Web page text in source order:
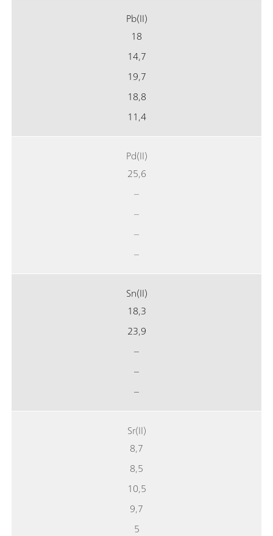
Pb(II)
18
14,7
19,7
18,8
11,4
Pd(II)
25,6
–
–
–
–
Sn(II)
18,3
23,9
–
–
–
Sr(II)
8,7
8,5
10,5
9,7
5